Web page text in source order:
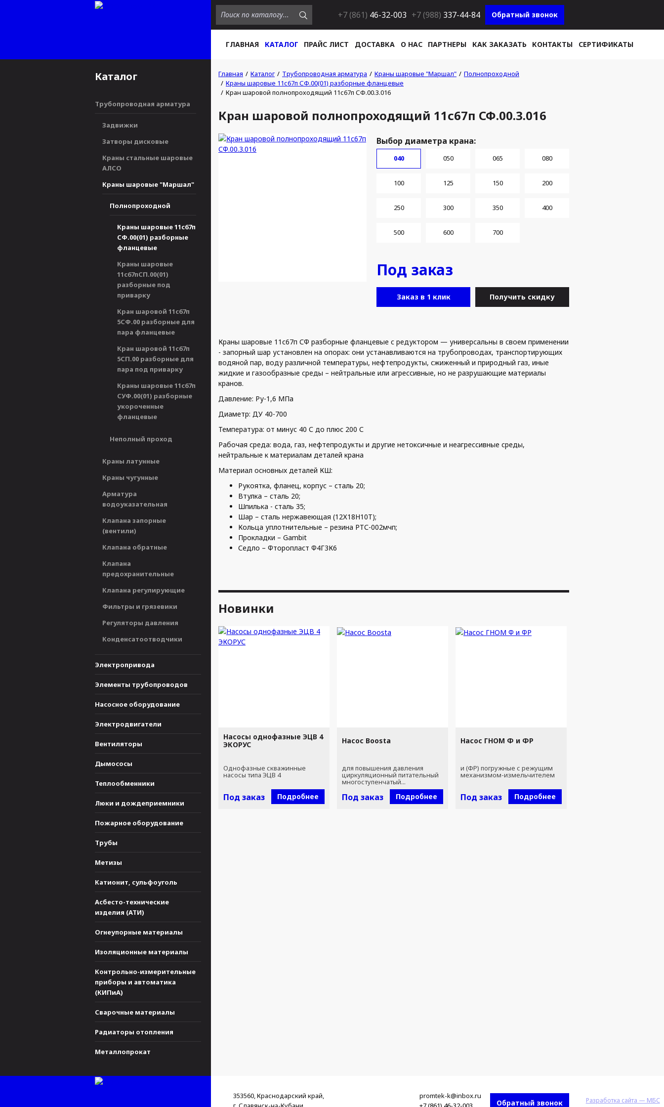
+7 (861) 46-32-003 +7 (988) 337-44-84 Обратный звонок
ГЛАВНАЯ КАТАЛОГ ПРАЙС ЛИСТ ДОСТАВКА О НАС ПАРТНЕРЫ КАК ЗАКАЗАТЬ КОНТАКТЫ СЕРТИФИКАТЫ
Каталог
Трубопроводная арматура
Задвижки
Затворы дисковые
Краны стальные шаровые
АЛСО
Краны шаровые "Маршал"
Полнопроходной
Краны шаровые 11с67п
СФ.00(01) разборные
фланцевые
Краны шаровые
11с67пСП.00(01)
разборные под
приварку
Кран шаровой 11с67п
5СФ.00 разборные для
пара фланцевые
Кран шаровой 11с67п
5СП.00 разборные для
пара под приварку
Краны шаровые 11с67п
СУФ.00(01) разборные
укороченные
фланцевые
Неполный проход
Краны латунные
Краны чугунные
Арматура
водоуказательная
Клапана запорные
(вентили)
Клапана обратные
Клапана
предохранительные
Клапана регулирующие
Фильтры и грязевики
Регуляторы давления
Конденсатоотводчики
Электропривода
Элементы трубопроводов
Насосное оборудование
Электродвигатели
Вентиляторы
Дымососы
Теплообменники
Люки и дождеприемники
Пожарное оборудование
Трубы
Метизы
Катионит, сульфоуголь
Асбесто-технические
изделия (АТИ)
Огнеупорные материалы
Изоляционные материалы
Контрольно-измерительные
приборы и автоматика
(КИПиА)
Сварочные материалы
Радиаторы отопления
Металлопрокат
Главная Каталог Трубопроводная арматура Краны шаровые "Маршал"
Полнопроходной
Краны шаровые 11с67п СФ.00(01) разборные фланцевые
Кран шаровой полнопроходящий 11с67п СФ.00.3.016
Кран шаровой полнопроходящий 11с67п СФ.00.3.016
Выбор диаметра крана:
040 050 065 080
100 125 150 200
250 300 350 400
500 600 700
Под заказ
Заказ в 1 клик Получить скидку
Краны шаровые 11с67п СФ разборные фланцевые с редуктором — универсальны в своем применении
- запорный шар установлен на опорах: они устанавливаются на трубопроводах, транспортирующих
водяной пар, воду различной температуры, нефтепродукты, сжиженный и природный газ, иные
жидкие и газообразные среды – нейтральные или агрессивные, но не разрушающие материалы
кранов.
Давление: Ру-1,6 МПа
Диаметр: ДУ 40-700
Температура: от минус 40 С до плюс 200 С
Рабочая среда: вода, газ, нефтепродукты и другие нетоксичные и неагрессивные среды,
нейтральные к материалам деталей крана
Материал основных деталей КШ:
Рукоятка, фланец, корпус – сталь 20;
Втулка – сталь 20;
Шпилька - сталь 35;
Шар – сталь нержавеющая (12Х18Н10Т);
Кольца уплотнительные – резина РТС-002мчп;
Прокладки – Gambit
Седло – Фторопласт Ф4Г3К6
Новинки
Насосы однофазные ЭЦВ 4
ЭКОРУС
Однофазные скважинные
насосы типа ЭЦВ 4
Под заказ Подробнее
Насос Boosta
для повышения давления
циркуляционный питательный
многоступенчатый...
Под заказ Подробнее
Насос ГНОМ Ф и ФР
и (ФР) погружные с режущим
механизмом-измельчителем
Под заказ Подробнее
353560, Краснодарский край,
promtek-k@inbox.ru
Обратный звонок Разработка сайта — МБС